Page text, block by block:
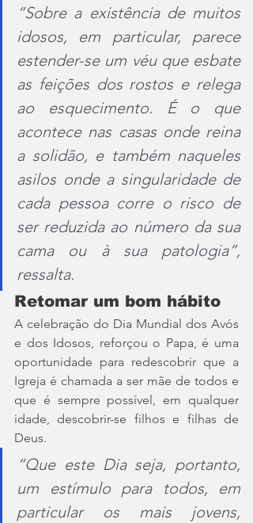
“Sobre a existência de muitos
idosos, em particular, parece
estender-se um véu que esbate
as feições dos rostos e relega
ao esquecimento. É o que
acontece nas casas onde reina
a solidão, e também naqueles
asilos onde a singularidade de
cada pessoa corre o risco de
ser reduzida ao número da sua
cama ou à sua patologia”,
ressalta.
Retomar um bom hábito
A celebração do Dia Mundial dos Avós
e dos Idosos, reforçou o Papa, é uma
oportunidade para redescobrir que a
Igreja é chamada a ser mãe de todos e
que é sempre possível, em qualquer
idade, descobrir-se filhos e filhas de
Deus.
“Que este Dia seja, portanto,
um estímulo para todos, em
particular os mais jovens,